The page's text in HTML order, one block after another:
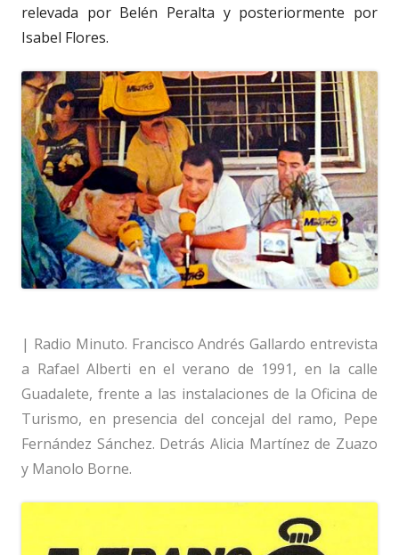
relevada por Belén Peralta y posteriormente por
Isabel Flores.
| Radio Minuto. Francisco Andrés Gallardo entrevista
a Rafael Alberti en el verano de 1991, en la calle
Guadalete, frente a las instalaciones de la Oficina de
Turismo, en presencia del concejal del ramo, Pepe
Fernández Sánchez. Detrás Alicia Martínez de Zuazo
y Manolo Borne.